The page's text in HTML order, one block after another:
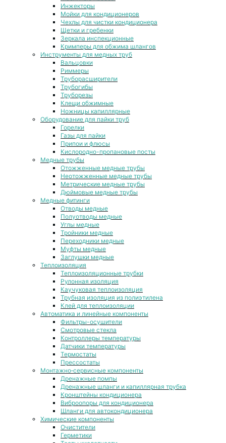
Инжекторы
Мойки для кондиционеров
Чехлы для чистки кондиционера
Щетки и гребенки
Зеркала инспекционные
Кримперы для обжима шлангов
Инструменты для медных труб
Вальцовки
Риммеры
Труборасширители
Трубогибы
Труборезы
Клещи обжимные
Ножницы капиллярные
Оборудование для пайки труб
Горелки
Газы для пайки
Припои и флюсы
Кислородно-пропановые посты
Медные трубы
Отожженные медные трубы
Неотожженные медные трубы
Метрические медные трубы
Дюймовые медные трубы
Медные фитинги
Отводы медные
Полуотводы медные
Углы медные
Тройники медные
Переходники медные
Муфты медные
Заглушки медные
Теплоизоляция
Теплоизоляционные трубки
Рулонная изоляция
Каучуковая теплоизоляция
Трубная изоляция из полиэтилена
Клей для теплоизоляции
Автоматика и линейные компоненты
Фильтры-осушители
Смотровые стекла
Контроллеры температуры
Датчики температуры
Термостаты
Прессостаты
Монтажно‑сервисные компоненты
Дренажные помпы
Дренажные шланги и капиллярная трубка
Кронштейны кондиционера
Виброопоры для кондиционера
Шланги для автокондиционера
Химические компоненты
Очистители
Герметики